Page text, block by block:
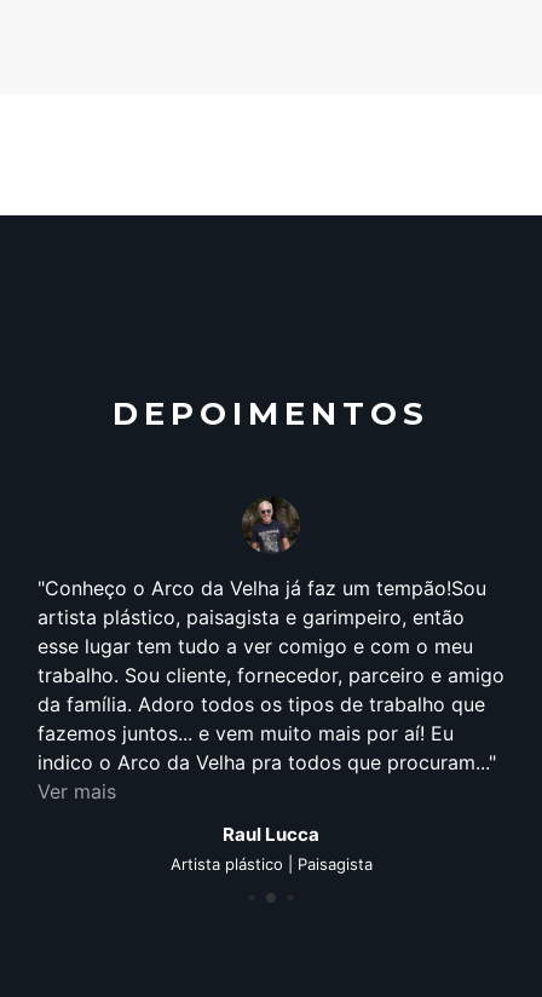
DEPOIMENTOS
Conheço o Arco da Velha já faz um tempão!Sou
artista plástico, paisagista e garimpeiro, então
esse lugar tem tudo a ver comigo e com o meu
trabalho. Sou cliente, fornecedor, parceiro e amigo
da família. Adoro todos os tipos de trabalho que
fazemos juntos... e vem muito mais por aí! Eu
indico o Arco da Velha pra todos que procuram...
Ver mais
Raul Lucca
Artista plástico | Paisagista